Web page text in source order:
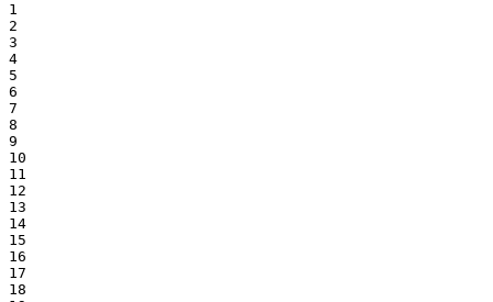
1
2
3
4
5
6
7
8
9
10
11
12
13
14
15
16
17
18